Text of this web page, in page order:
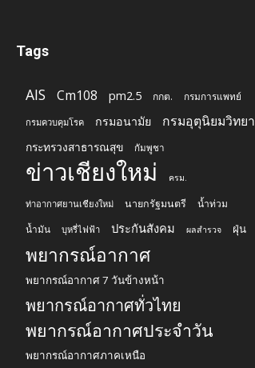
Tags
AIS Cm108 pm2.5 กกต. กรมการแพทย์
กรมควบคุมโรค กรมอนามัย กรมอุตุนิยมวิทยา
กระทรวงสาธารณสุข กัมพูชา
ข่าวเชียงใหม่ ครม.
ท่าอากาศยานเชียงใหม่ นายกรัฐมนตรี น้ำท่วม
น้ำมัน บุหรี่ไฟฟ้า ประกันสังคม ผลสำรวจ ฝุ่น
พยากรณ์อากาศ
พยากรณ์อากาศ 7 วันข้างหน้า
พยากรณ์อากาศทั่วไทย
พยากรณ์อากาศประจำวัน
พยากรณ์อากาศภาคเหนือ